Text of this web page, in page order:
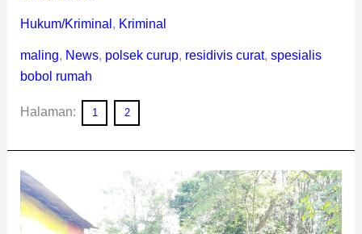
Hukum/Kriminal , Kriminal
maling, News, polsek curup, residivis curat, spesialis
bobol rumah
Halaman: 1 2
Sambangi
Desa,
Polsek